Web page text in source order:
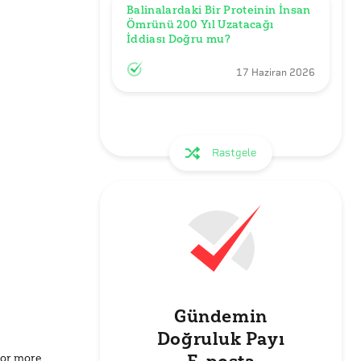
more
Balinalardaki Bir Proteinin İnsan
Ömrünü 200 Yıl Uzatacağı
İddiası Doğru mu?
17 Haziran 2026
Rastgele
Gündemin
Doğruluk Payı